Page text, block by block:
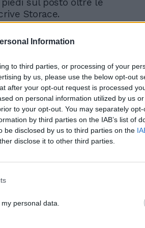
Information
to third parties, or processing of your
by us, please use the below opt-out
after your opt-out request is processed
on personal information utilized by us
to your opt-out. You may separately
by third parties on the IAB’s list of
be disclosed by us to third parties on the
disclose it to other third parties.
personal data.
Storace.
questo argomento
in
Raggi
dagli
"Vergogna"
"Gli agenti della
commerciali: